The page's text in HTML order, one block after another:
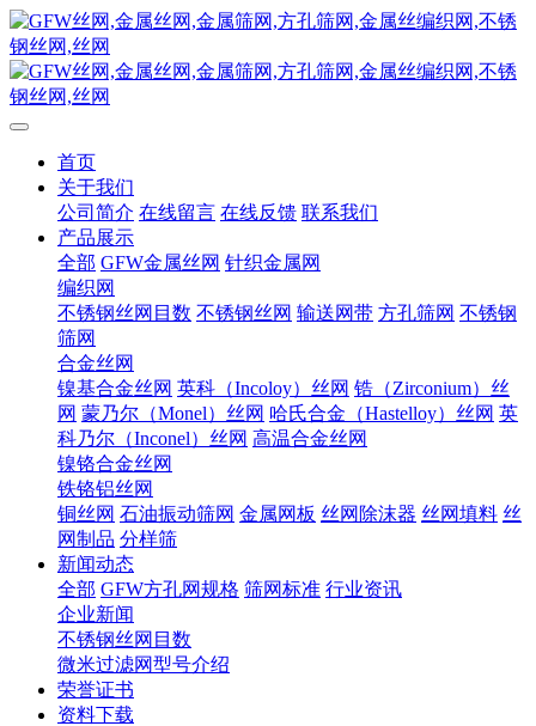
首页
关于我们
公司简介 在线留言 在线反馈 联系我们
产品展示
全部 GFW金属丝网 针织金属网
编织网
不锈钢丝网目数 不锈钢丝网 输送网带 方孔筛网 不锈钢
筛网
合金丝网
镍基合金丝网 英科（Incoloy）丝网 锆（Zirconium）丝
网 蒙乃尔（Monel）丝网 哈氏合金（Hastelloy）丝网 英
科乃尔（Inconel）丝网 高温合金丝网
镍铬合金丝网
铁铬铝丝网
铜丝网 石油振动筛网 金属网板 丝网除沫器 丝网填料 丝
网制品 分样筛
新闻动态
全部 GFW方孔网规格 筛网标准 行业资讯
企业新闻
不锈钢丝网目数
微米过滤网型号介绍
荣誉证书
资料下载